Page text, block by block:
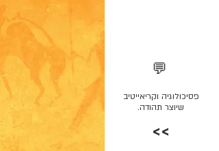
💬
פסיכולוגיה וקריאייטיב
שיוצר תהודה.
>>